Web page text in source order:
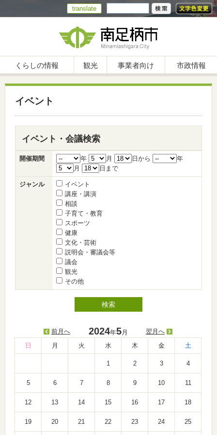
translate
くらしの情報 観光 事業者向け 市政情報
イベント
イベント・会議検索
開催期間 年 月 日から
年
月
日まで
ジャンル
イベント
講座・講演
相談
子育て・教育
スポーツ
健康
文化・芸術
説明会・審議会等
議会
観光
その他
前月へ 2024年5月
翌月へ
日
月 火 水 木 金 土
1 2 3 4
5 6 7 8 9 10 11
12 13 14 15 16 17 18
19 20 21 22 23 24 25